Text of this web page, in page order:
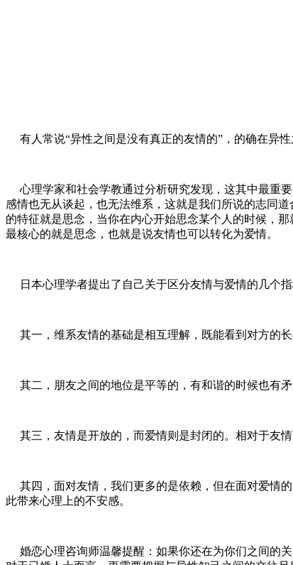
有人常说“异性之间是没有真正的友情的”，的确在异
心理学家和社会学教通过分析研究发现，这其中最重
感情也无从谈起，也无法维系，这就是我们所说的志同
的特征就是思念，当你在内心开始思念某个人的时候，
最核心的就是思念，也就是说友情也可以转化为爱情。
日本心理学者提出了自己关于区分友情与爱情的几个指
其一，维系友情的基础是相互理解，既能看到对方的
其二，朋友之间的地位是平等的，有和谐的时候也有矛
其三，友情是开放的，而爱情则是封闭的。相对于友
其四，面对友情，我们更多的是依赖，但在面对爱情
此带来心理上的不安感。
婚恋心理咨询师温馨提醒：如果你还在为你们之间的